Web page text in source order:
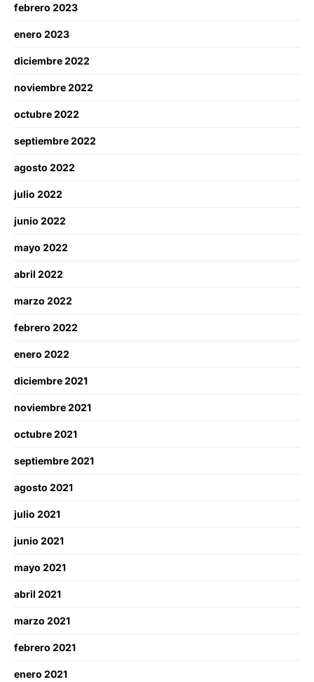
febrero 2023
enero 2023
diciembre 2022
noviembre 2022
octubre 2022
septiembre 2022
agosto 2022
julio 2022
junio 2022
mayo 2022
abril 2022
marzo 2022
febrero 2022
enero 2022
diciembre 2021
noviembre 2021
octubre 2021
septiembre 2021
agosto 2021
julio 2021
junio 2021
mayo 2021
abril 2021
marzo 2021
febrero 2021
enero 2021